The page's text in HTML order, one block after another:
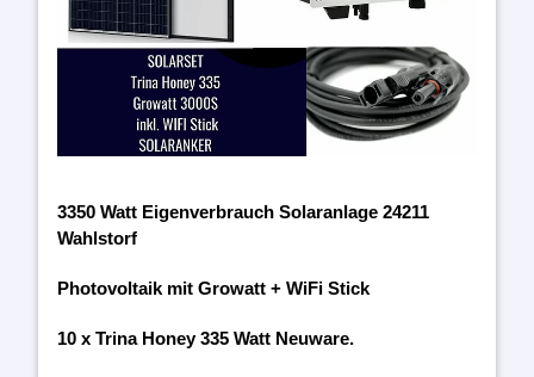
3350 Watt Eigenverbrauch Solaranlage 24211
Wahlstorf
Photovoltaik mit Growatt + WiFi Stick
10 x Trina Honey 335 Watt Neuware.